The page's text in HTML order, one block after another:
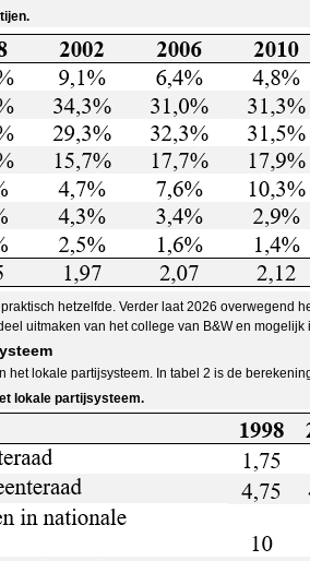
hetzelfde. Verder laat 2026
uitmaken van het college van B&W en
het lokale partijsysteem. In tabel 2 is de
lokale partijsysteem.